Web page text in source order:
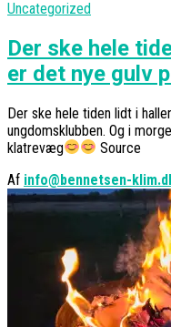
Uncategorized
Der ske hele
er det nye gulv
Der ske hele tiden lidt i
ungdomsklubben. Og i
klatrevæg
Source
Af info@bennetsen-